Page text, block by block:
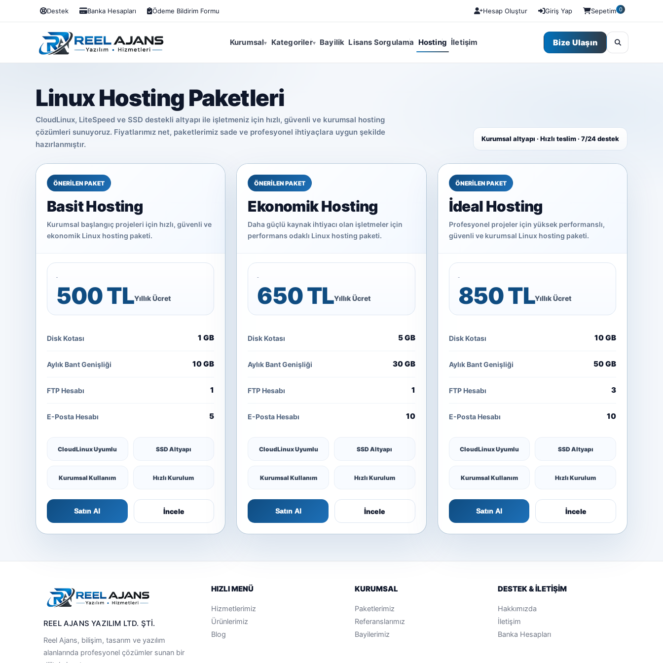
Destek Banka Hesapları Ödeme Bildirim Formu Hesap Oluştur Giriş Yap Sepetim 0
Kurumsal▾ Kategoriler▾ Bayilik Lisans Sorgulama Hosting İletişim Bize Ulaşın
Linux Hosting Paketleri
CloudLinux, LiteSpeed ve SSD destekli altyapı ile işletmeniz için hızlı, güvenli ve kurumsal hosting
çözümleri sunuyoruz. Fiyatlarımız net, paketlerimiz sade ve profesyonel ihtiyaçlara uygun şekilde
hazırlanmıştır.
Kurumsal altyapı · Hızlı teslim · 7/24 destek
ÖNERİLEN PAKET
Basit Hosting
Kurumsal başlangıç projeleri için hızlı, güvenli ve
ekonomik Linux hosting paketi.
500 TLYıllık Ücret
Disk Kotası 1 GB
Aylık Bant Genişliği 10 GB
FTP Hesabı 1
E-Posta Hesabı 5
CloudLinux Uyumlu SSD Altyapı
Kurumsal Kullanım Hızlı Kurulum
Satın Al İncele
ÖNERİLEN PAKET
Ekonomik Hosting
Daha güçlü kaynak ihtiyacı olan işletmeler için
performans odaklı Linux hosting paketi.
650 TLYıllık Ücret
Disk Kotası 5 GB
Aylık Bant Genişliği 30 GB
FTP Hesabı 1
E-Posta Hesabı 10
CloudLinux Uyumlu SSD Altyapı
Kurumsal Kullanım Hızlı Kurulum
Satın Al İncele
ÖNERİLEN PAKET
İdeal Hosting
Profesyonel projeler için yüksek performanslı,
güvenli ve kurumsal Linux hosting paketi.
850 TLYıllık Ücret
Disk Kotası 10 GB
Aylık Bant Genişliği 50 GB
FTP Hesabı 3
E-Posta Hesabı 10
CloudLinux Uyumlu SSD Altyapı
Kurumsal Kullanım Hızlı Kurulum
Satın Al İncele
REEL AJANS YAZILIM LTD. ŞTİ.
Reel Ajans, bilişim, tasarım ve yazılım
alanlarında profesyonel çözümler sunan bir
HIZLI MENÜ
Hizmetlerimiz
Ürünlerimiz
Blog
KURUMSAL
Paketlerimiz
Referanslarımız
Bayilerimiz
DESTEK & İLETİŞİM
Hakkımızda
İletişim
Banka Hesapları